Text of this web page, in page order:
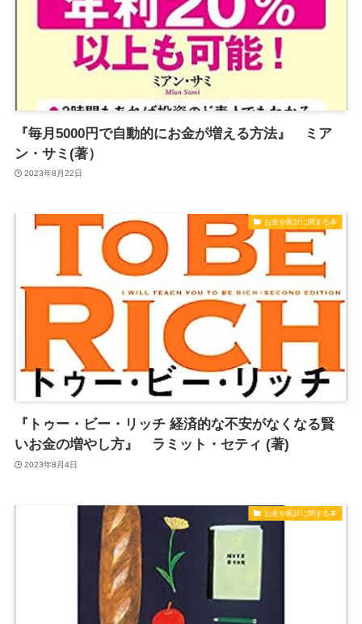
『毎月5000円で自動的にお金が増える方法』 ミア
ン・サミ(著）
2023年8月22日
お金や家計に関する本
『トゥー・ビー・リッチ 経済的な不安がなくなる賢
いお金の増やし方』 ラミット・セティ (著)
2023年8月4日
お金や家計に関する本